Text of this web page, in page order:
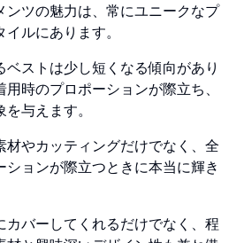
ンツの魅力は、常にユニークなプ
ルにあります。
ベストは少し短くなる傾向があり
時のプロポーションが際立ち、
与えます。
材やカッティングだけでなく、全
ションが際立つときに本当に輝き
カバーしてくれるだけでなく、程